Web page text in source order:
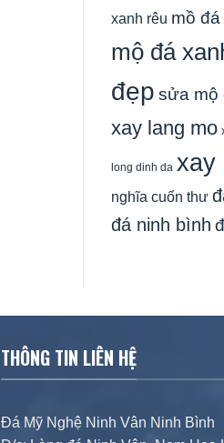
xanh rêu mồ đá
mộ đá
đẹp sửa mộ
xay lang mo
long dinh da xay
nghĩa cuốn thư
đá ninh bình
THÔNG TIN LIÊN HỆ
Đá Mỹ Nghệ Ninh Vân Ninh Bình